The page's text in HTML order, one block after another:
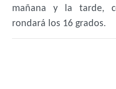
mañana y la tarde,
rondará los 16 grados.